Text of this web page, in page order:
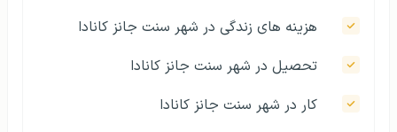
هزینه های زندگی در شهر سنت جانز کانادا
تحصیل در شهر سنت جانز کانادا
کار در شهر سنت جانز کانادا